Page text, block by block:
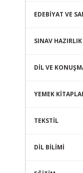
EDEBİYAT VE
SINAV HAZIRLIK
DİL VE
YEMEK
TEKSTİL
DİL BİLİMİ